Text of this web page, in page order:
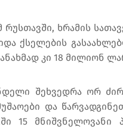
რუსთავში, ხრამის
ქსელების
კი 18 მილიონ
შეხვედრა ორ
და
15